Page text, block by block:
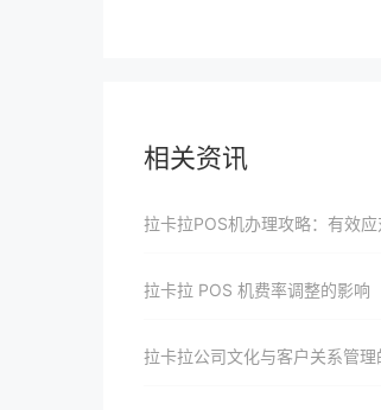
相关资讯
拉卡拉POS机办理攻略：有效
拉卡拉 POS 机费率调整的影响
拉卡拉公司文化与客户关系管理